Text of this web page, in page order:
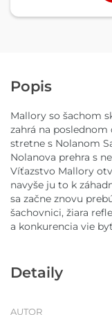
Popis
Mallory so šachom
zahrá na
stretne s Nolanom
Nolanova prehra s
Víťazstvo Mallory
navyše ju to k
sa začne znovu
šachovnici, žiara
a konkurencia vie
Detaily
AUTOR